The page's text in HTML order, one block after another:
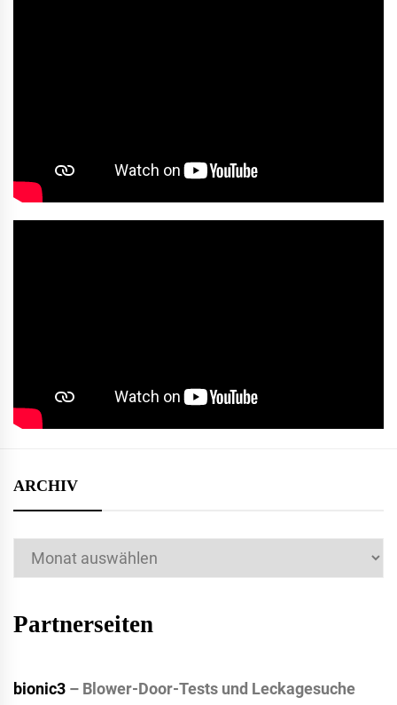
ARCHIV
Archiv
Partnerseiten
bionic3 – Blower-Door-Tests und Leckagesuche